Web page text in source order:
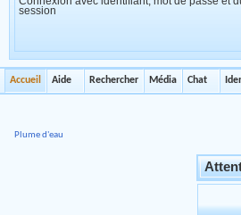
session
Accueil Aide Rechercher Média Chat
Plume d'eau